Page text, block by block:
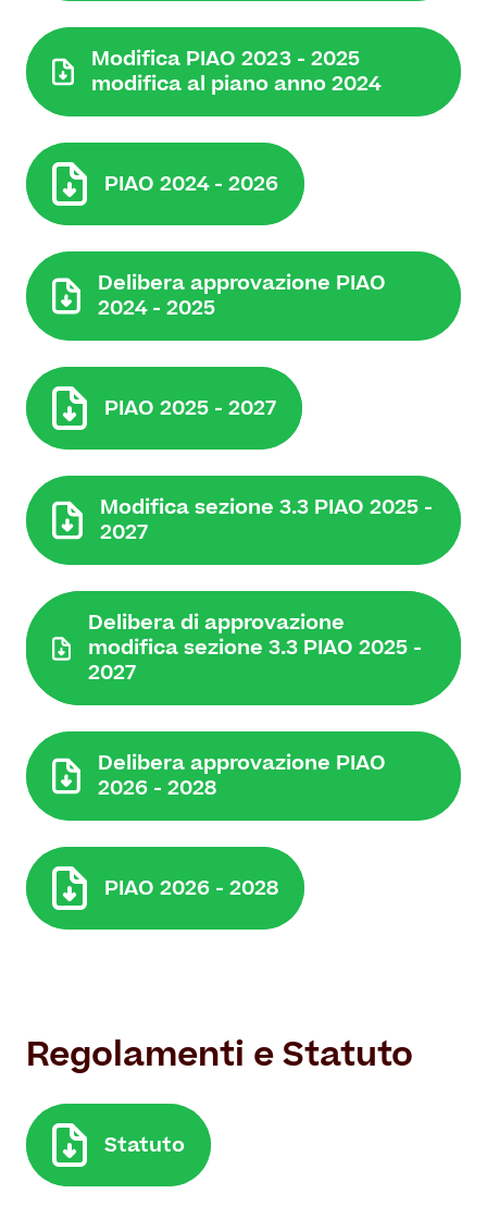
Modifica PIAO 2023 - 2025
modifica al piano anno 2024
PIAO 2024 - 2026
Delibera approvazione PIAO
2024 - 2025
PIAO 2025 - 2027
Modifica sezione 3.3 PIAO 2025 -
2027
Delibera di approvazione
modifica sezione 3.3 PIAO 2025 -
2027
Delibera approvazione PIAO
2026 - 2028
PIAO 2026 - 2028
Regolamenti e Statuto
Statuto